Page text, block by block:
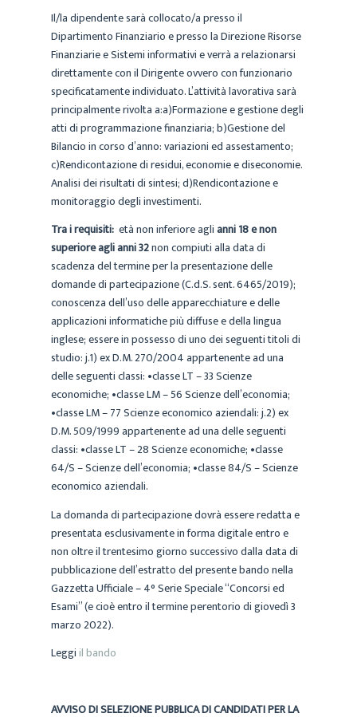
Il/la dipendente sarà collocato/a presso il
Dipartimento Finanziario e presso la Direzione Risorse
Finanziarie e Sistemi informativi e verrà a relazionarsi
direttamente con il Dirigente ovvero con funzionario
specificatamente individuato. L’attività lavorativa sarà
principalmente rivolta a:a)Formazione e gestione degli
atti di programmazione finanziaria; b)Gestione del
Bilancio in corso d’anno: variazioni ed assestamento;
c)Rendicontazione di residui, economie e diseconomie.
Analisi dei risultati di sintesi; d)Rendicontazione e
monitoraggio degli investimenti.
Tra i requisiti: età non inferiore aglianni 18 e non
superiore agli anni 32non compiuti alla data di
scadenza del termine per la presentazione delle
domande di partecipazione (C.d.S. sent. 6465/2019);
conoscenza dell’uso delle apparecchiature e delle
applicazioni informatiche più diffuse e della lingua
inglese; essere in possesso di uno dei seguenti titoli di
studio: j.1) ex D.M. 270/2004 appartenente ad una
delle seguenti classi: •classe LT – 33 Scienze
economiche; •classe LM – 56 Scienze dell’economia;
•classe LM – 77 Scienze economico aziendali: j.2) ex
D.M. 509/1999 appartenente ad una delle seguenti
classi: •classe LT – 28 Scienze economiche; •classe
64/S – Scienze dell’economia; •classe 84/S – Scienze
economico aziendali.
La domanda di partecipazione dovrà essere redatta e
presentata esclusivamente in forma digitale entro e
non oltre il trentesimo giorno successivo dalla data di
pubblicazione dell’estratto del presente bando nella
Gazzetta Ufficiale – 4° Serie Speciale “Concorsi ed
Esami” (e cioè entro il termine perentorio di giovedì 3
marzo 2022).
Leggiil bando
AVVISO DI SELEZIONE PUBBLICA DI CANDIDATI PER LA